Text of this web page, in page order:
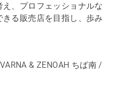
、プロフェッショナルな
る販売店を目指し、歩み
& ZENOAH ちば南 /